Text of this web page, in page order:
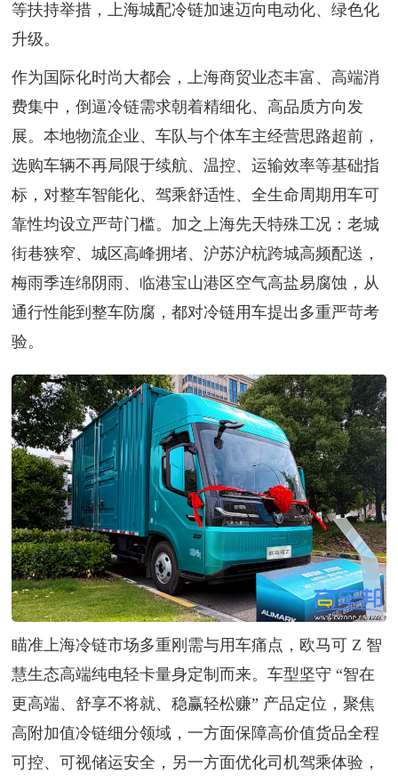
等扶持举措，上海城配冷链加速迈向电动化、绿色化
升级。
作为国际化时尚大都会，上海商贸业态丰富、高端消
费集中，倒逼冷链需求朝着精细化、高品质方向发
展。本地物流企业、车队与个体车主经营思路超前，
选购车辆不再局限于续航、温控、运输效率等基础指
标，对整车智能化、驾乘舒适性、全生命周期用车可
靠性均设立严苛门槛。加之上海先天特殊工况：老城
街巷狭窄、城区高峰拥堵、沪苏沪杭跨城高频配送，
梅雨季连绵阴雨、临港宝山港区空气高盐易腐蚀，从
通行性能到整车防腐，都对冷链用车提出多重严苛考
验。
瞄准上海冷链市场多重刚需与用车痛点，欧马可 Z 智
慧生态高端纯电轻卡量身定制而来。车型坚守 “智在
更高端、舒享不将就、稳赢轻松赚” 产品定位，聚焦
高附加值冷链细分领域，一方面保障高价值货品全程
可控、可视储运安全，另一方面优化司机驾乘体验，